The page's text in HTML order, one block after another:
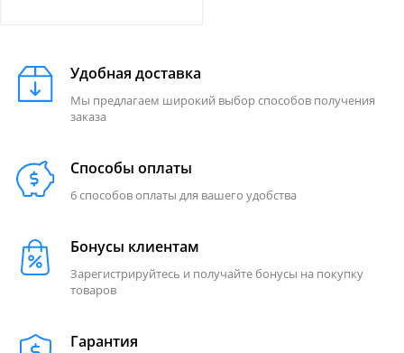
Удобная доставка
Мы предлагаем широкий выбор способов получения
заказа
Способы оплаты
6 способов оплаты для вашего удобства
Бонусы клиентам
Зарегистрируйтесь и получайте бонусы на покупку
товаров
Гарантия